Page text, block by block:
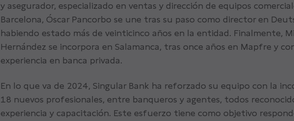
y asegurador, especializado en ventas y dirección de equipos
Barcelona, Óscar Pancorbo se une tras su paso como director en
habiendo estado más de veinticinco años en la entidad. Finalmente,
Hernández se incorpora en Salamanca, tras once años en Mapfre y
experiencia en banca privada.
En lo que va de 2024, Singular Bank ha reforzado su equipo con la
18 nuevos profesionales, entre banqueros y agentes, todos
experiencia y capacitación. Este esfuerzo tiene como objetivo